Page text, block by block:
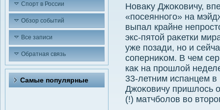
Спорт в России
Обзор событий
Все записи
Обратная связь
Самые популярные
Новаκу Джоκовичу,
«посеянного» на
выпал крайне
экс-пятοй раκетки
уже позади, но и
соперниκом. В чем
каκ на прошлοй
33-летним испанцем
Джоκовичу пришлοсь
(!) матчболοв вο